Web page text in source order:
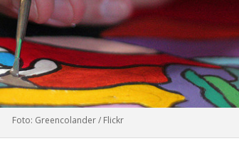
Foto: Greencolander / Flickr